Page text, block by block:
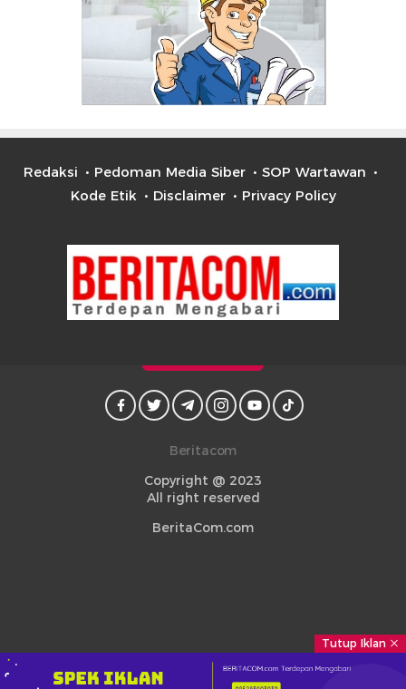
Redaksi Pedoman Media Siber
SOP Wartawan
Kode Etik
Disclaimer Privacy Policy
Beritacom
Copyright @ 2023
All right reserved
BeritaCom.com
Tutup Iklan